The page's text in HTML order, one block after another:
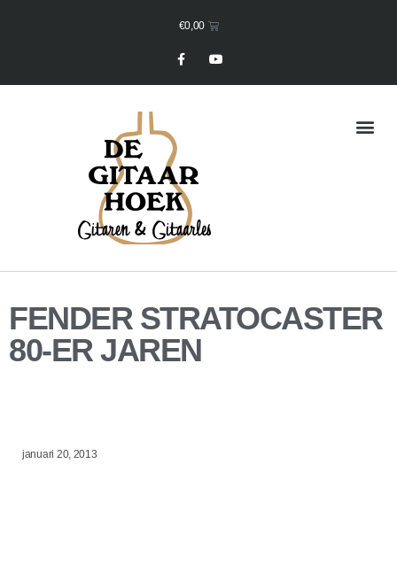
€0,00
FENDER STRATOCASTER
80-ER JAREN
januari 20, 2013